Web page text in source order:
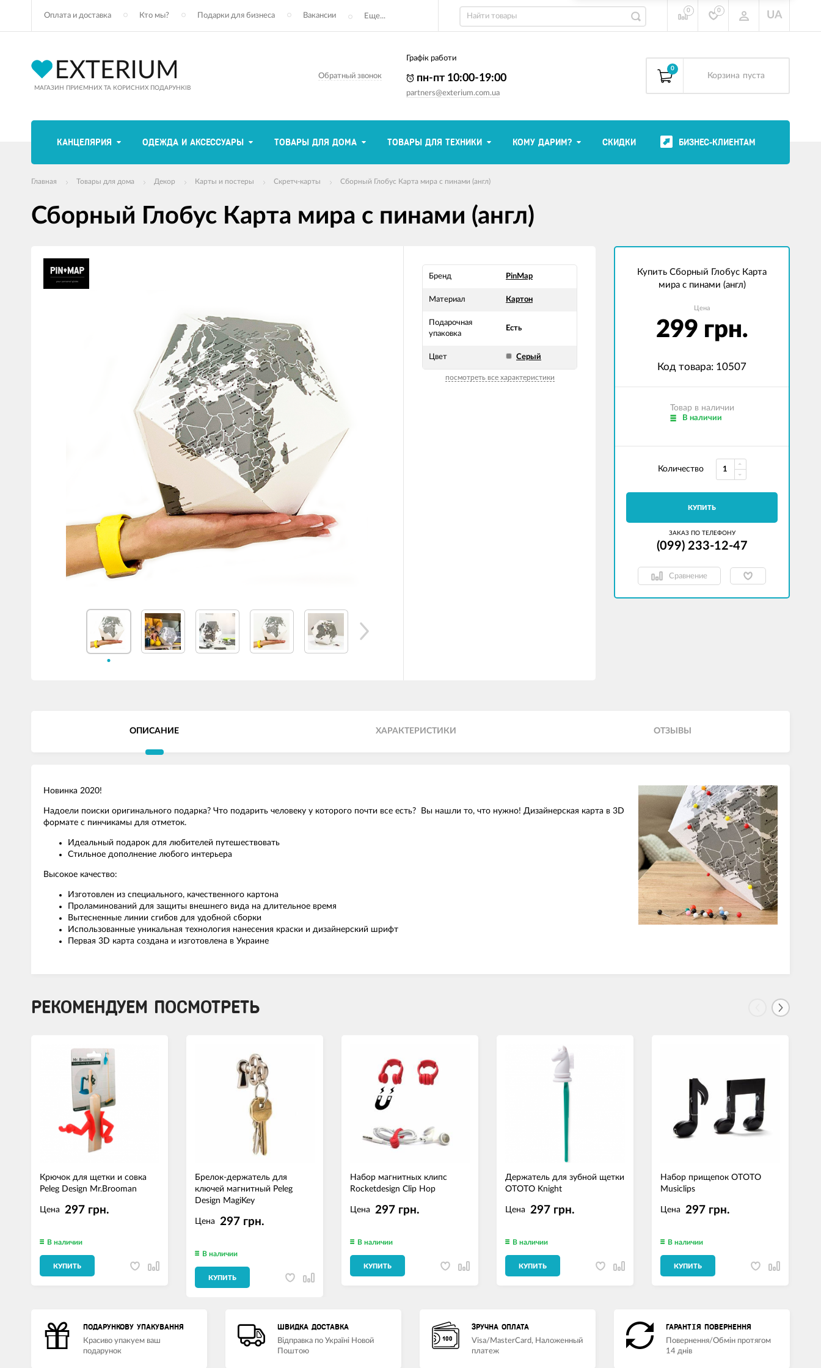
Оплата и доставка Кто мы? Подарки для бизнеса Вакансии Еще...
0 0 UA
МАГАЗИН ПРИЄМНИХ ТА КОРИСНИХ ПОДАРУНКІВ
Обратный звонок
Графік работи
пн-пт 10:00-19:00
partners@exterium.com.ua
0
Корзина пуста
КАНЦЕЛЯРИЯ ОДЕЖДА И АКСЕССУАРЫ ТОВАРЫ ДЛЯ ДОМА ТОВАРЫ ДЛЯ ТЕХНИКИ КОМУ ДАРИМ? СКИДКИ БИЗНЕС-КЛИЕНТАМ
Главная Товары для дома Декор Карты и постеры Скретч-карты Сборный Глобус Карта мира с пинами (англ)
Сборный Глобус Карта мира с пинами (англ)
Бренд PinMap
Материал Картон
Подарочная
упаковка
Есть
Цвет Серый
посмотреть все характеристики
Купить Сборный Глобус Карта
мира с пинами (англ)
Цена
299 грн.
Код товара: 10507
Товар в наличии
В наличии
Количество
КУПИТЬ
ЗАКАЗ ПО ТЕЛЕФОНУ
(099) 233-12-47
Сравнение
ОПИСАНИЕ ХАРАКТЕРИСТИКИ ОТЗЫВЫ
Новинка 2020!
Надоели поиски оригинального подарка? Что подарить человеку у которого почти все есть? Вы нашли то, что нужно! Дизайнерская карта в 3D
формате с пинчикамы для отметок.
Идеальный подарок для любителей путешествовать
Стильное дополнение любого интерьера
Высокое качество:
Изготовлен из специального, качественного картона
Проламинований для защиты внешнего вида на длительное время
Вытесненные линии сгибов для удобной сборки
Использованные уникальная технология нанесения краски и дизайнерский шрифт
Первая 3D карта создана и изготовлена в Украине
РЕКОМЕНДУЕМ ПОСМОТРЕТЬ
Крючок для щетки и совка
Peleg Design Mr.Brooman
Цена 297 грн.
В наличии
КУПИТЬ
Брелок-держатель для
ключей магнитный Peleg
Design MagiKey
Цена 297 грн.
В наличии
КУПИТЬ
Набор магнитных клипс
Rocketdesign Clip Hop
Цена 297 грн.
В наличии
КУПИТЬ
Держатель для зубной щетки
OTOTO Knight
Цена 297 грн.
В наличии
КУПИТЬ
Набор прищепок OTOTO
Musiclips
Цена 297 грн.
В наличии
КУПИТЬ
ПОДАРУНКОВУ УПАКУВАННЯ
Красиво упакуем ваш
подарунок
ШВИДКА ДОСТАВКА
Відправка по Україні Новой
Поштою
ЗРУЧНА ОПЛАТА
Visa/MasterCard, Наложенный
платеж
ГАРАНТІЯ ПОВЕРНЕННЯ
Повернення/Обмін протягом
14 днів